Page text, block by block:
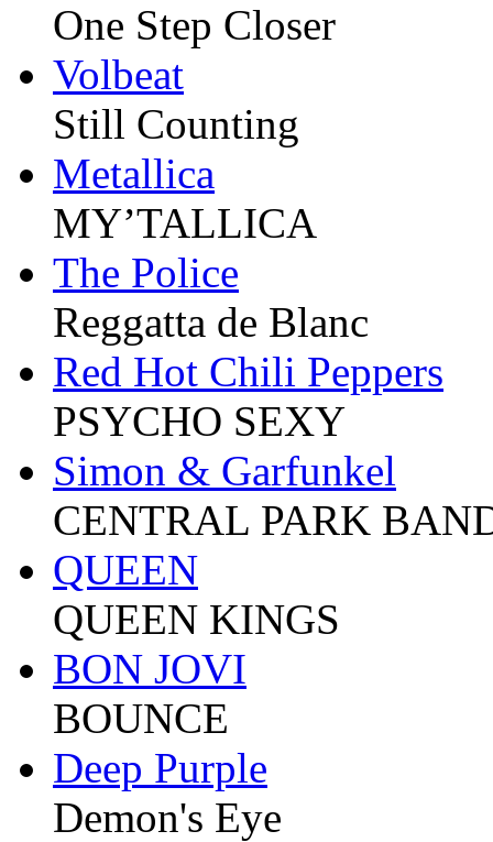
One Step Closer
Volbeat
Still Counting
Metallica
MY’TALLICA
The Police
Reggatta de Blanc
Red Hot Chili Peppers
PSYCHO SEXY
Simon & Garfunkel
CENTRAL PARK
QUEEN
QUEEN KINGS
BON JOVI
BOUNCE
Deep Purple
Demon's Eye